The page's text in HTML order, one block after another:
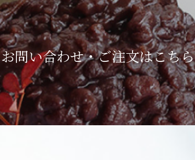
お問い合わせ・ご注文はこちら